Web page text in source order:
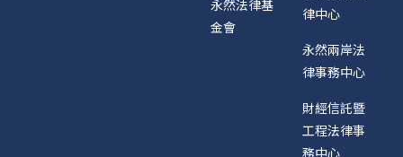
永然法律基
金會
律中心
永然兩岸法
律事務中心
財經信託暨
工程法律事
務中心